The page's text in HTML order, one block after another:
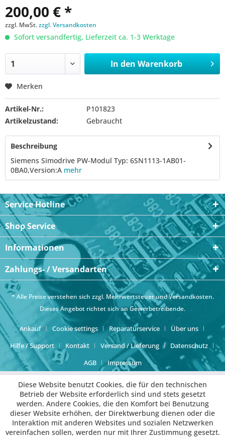
200,00 € *
zzgl. MwSt.zzgl. Versandkosten
Sofort versandfertig, Lieferzeit ca. 1-3 Werktage
In den Warenkorb
Merken
Artikel-Nr.:
P101823
Artikelzustand:
Gebraucht
Beschreibung
Siemens Simodrive PW-Modul Typ: 6SN1113-1AB01-
0BA0,Version:A mehr
Service Hotline
Shop Service
Informationen
Zahlungs- / Versandarten
* Alle Preise verstehen sich zzgl. Mehrwertsteuer undVersandkosten.
Dieses Angebot richtet sich an Gewerbetreibende.
Ankauf Cookie settings Reparaturservice
Über uns
Hilfe / Support
Kontakt Versand / Lieferung
Datenschutz
AGB
Impressum
Diese Website benutzt Cookies, die für den technischen
Betrieb der Website erforderlich sind und stets gesetzt
werden. Andere Cookies, die den Komfort bei Benutzung
dieser Website erhöhen, der Direktwerbung dienen oder die
Interaktion mit anderen Websites und sozialen Netzwerken
vereinfachen sollen, werden nur mit Ihrer Zustimmung gesetzt.